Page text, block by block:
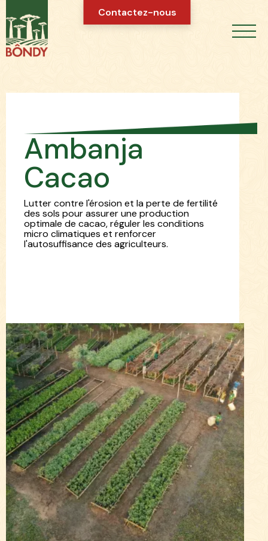
Contactez-nous
Ambanja
Cacao
Lutter contre l'érosion et la perte de fertilité
des sols pour assurer une production
optimale de cacao, réguler les conditions
micro climatiques et renforcer
l'autosuffisance des agriculteurs.